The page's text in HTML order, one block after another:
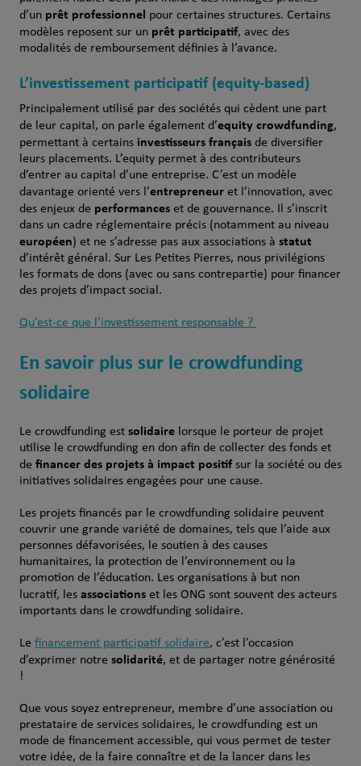
d’un prêt professionnel pour certaines structures. Certains
modèles reposent sur un prêt participatif, avec des
modalités de remboursement définies à l’avance.
L’investissement participatif (equity-based)
Principalement utilisé par des sociétés qui cèdent une part
de leur capital, on parle également d’equity crowdfunding,
permettant à certains investisseurs françaisde diversifier
leurs placements. L’equity permet à des contributeurs
d’entrer au capital d’une entreprise. C’est un modèle
davantage orienté vers l’entrepreneuret l’innovation, avec
des enjeux de performanceset de gouvernance. Il s’inscrit
dans un cadre réglementaire précis (notamment au niveau
européen) et ne s’adresse pas aux associations à statut
d’intérêt général. Sur Les Petites Pierres, nous privilégions
les formats de dons (avec ou sans contrepartie) pour financer
des projets d’impact social.
Qu’est-ce que l’investissement responsable ?
En savoir plus sur le crowdfunding
solidaire
Le crowdfunding est solidairelorsque le porteur de projet
utilise le crowdfunding en don afin de collecter des fonds et
de financer des projets à impact positifsur la société ou des
initiatives solidaires engagées pour une cause.
Les projets financés par le crowdfunding solidaire peuvent
couvrir une grande variété de domaines, tels que l’aide aux
personnes défavorisées, le soutien à des causes
humanitaires, la protection de l’environnement ou la
promotion de l’éducation. Les organisations à but non
lucratif, les associationset les ONG sont souvent des acteurs
importants dans le crowdfunding solidaire.
Le financement participatif solidaire, c’est l’occasion
d’exprimer notre solidarité, et de partager notre générosité
!
Que vous soyez entrepreneur, membre d’une association ou
prestataire de services solidaires, le crowdfunding est un
mode de financement accessible, qui vous permet de tester
votre idée, de la faire connaître et de la lancer dans les